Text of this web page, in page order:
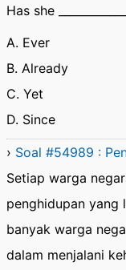
Has she
A. Ever
B. Already
C. Yet
D. Since
› Soal #54989 :
Setiap warga
penghidupan yang
banyak warga
dalam menjalani